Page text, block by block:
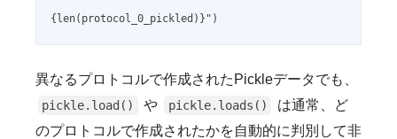
異なるプロトコルで作成されたPickleデータでも、
pickle.load() や pickle.loads()
は通常、ど
のプロトコルで作成されたかを自動的に判別して非